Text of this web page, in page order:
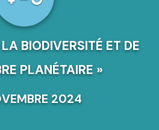
BIODIVERSITÉ ET DE
PLANÉTAIRE »
2024